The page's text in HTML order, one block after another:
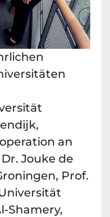
an
Jouke de
Prof.
Shamery,